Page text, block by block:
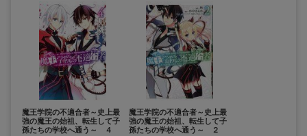
魔王学院の不適合者～史上最
強の魔王の始祖、転生して子
孫たちの学校へ通う～ ４
魔王学院の不適合者～史上最
強の魔王の始祖、転生して子
孫たちの学校へ通う～ ２